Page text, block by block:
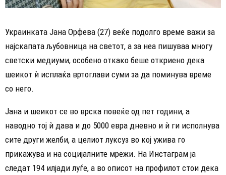
Украинката Јана Орфева (27) веќе подолго време важи за
најскапата љубовница на светот, а за неа пишуваа многу
светски медиуми, особено откако беше откриено дека
шеикот ѝ исплаќа вртоглави суми за да поминува време
со него.
Јана и шеикот се во врска повеќе од пет години, а
наводно тој ѝ дава и до 5000 евра дневно и ѝ ги исполнува
сите други желби, а целиот луксуз во кој ужива го
прикажува и на социјалните мрежи. На Инстаграм ја
следат 194 илјади луѓе, а во описот на профилот стои дека